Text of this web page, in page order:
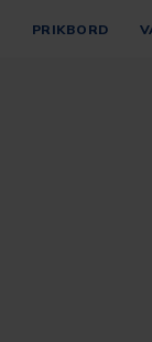
PRIKBORD